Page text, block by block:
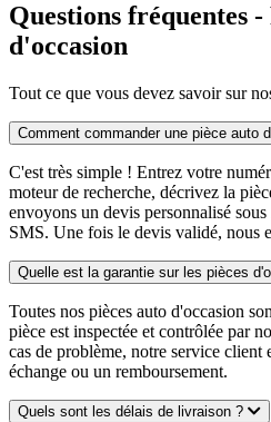
Questions fréquentes -
d'occasion
Tout ce que vous devez savoir sur
Comment commander une pièce auto
C'est très simple ! Entrez votre
moteur de recherche, décrivez la
envoyons un devis personnalisé
SMS. Une fois le devis validé, nous
Quelle est la garantie sur les pièces
Toutes nos pièces auto d'occasion
pièce est inspectée et contrôlée par
cas de problème, notre service client
échange ou un remboursement.
Quels sont les délais de livraison ?